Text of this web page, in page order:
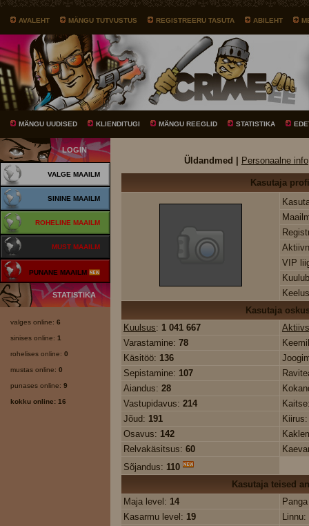
AVALEHT MÄNGU TUTVUSTUS REGISTREERU TASUTA ABILEHT
MÄNGU UUDISED KLIENDITUGI MÄNGU REEGLID STATISTIKA
LOGIN
VALGE MAAILM
SININE MAAILM
ROHELINE MAAILM
MUST MAAILM
PUNANE MAAILM
STATISTIKA
valges online: 6
sinises online: 1
rohelises online: 0
mustas online: 0
punases online: 9
kokku online: 16
Üldandmed | Personaalne info
Kasutaja
VIP
Kasutaja
Kuulsus: 1 041 667
Varastamine: 78
Käsitöö: 136
Sepistamine: 107
Aiandus: 28
Vastupidavus: 214
Jõud: 191
Osavus: 142
Relvakäsitsus: 60
Sõjandus: 110
Kasutaja teised
Maja level: 14
Kasarmu level: 19
Linnu: